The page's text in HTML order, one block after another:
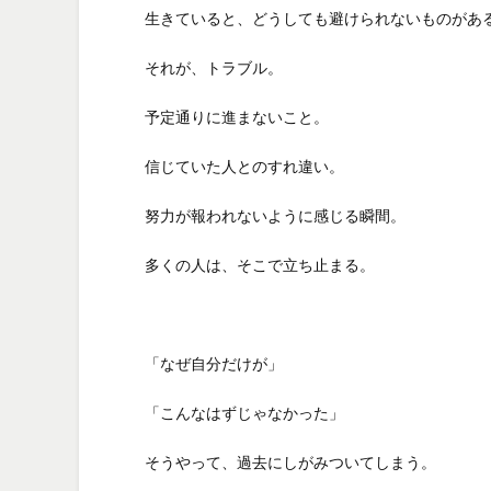
生きていると、どうしても避けられないものがあ
それが、トラブル。
予定通りに進まないこと。
信じていた人とのすれ違い。
努力が報われないように感じる瞬間。
多くの人は、そこで立ち止まる。
「なぜ自分だけが」
「こんなはずじゃなかった」
そうやって、過去にしがみついてしまう。